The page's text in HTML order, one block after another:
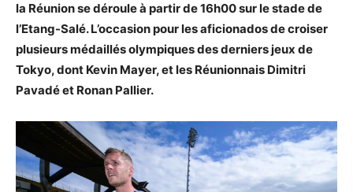
la Réunion se déroule à partir de 16h00 sur le stade de
l’Etang-Salé. L’occasion pour les aficionados de croiser
plusieurs médaillés olympiques des derniers jeux de
Tokyo, dont Kevin Mayer, et les Réunionnais Dimitri
Pavadé et Ronan Pallier.